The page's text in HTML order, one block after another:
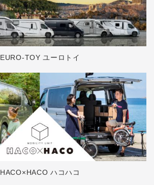
EURO-TOY ユーロトイ
HACO×HACO ハコハコ